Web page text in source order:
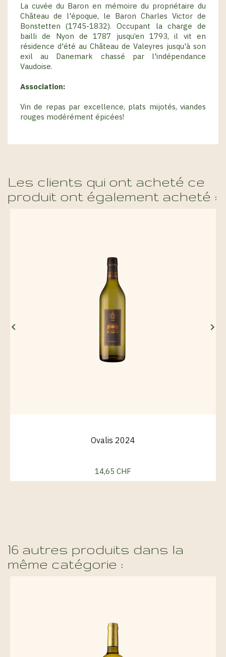
La cuvée du Baron en mémoire du propriétaire du
Château de l'époque, le Baron Charles Victor de
Bonstetten (1745-1832). Occupant la charge de
bailli de Nyon de 1787 jusqu’en 1793, il vit en
résidence d'été au Château de Valeyres jusqu'à son
exil au Danemark chassé par l'indépendance
Vaudoise.
Association:
Vin de repas par excellence, plats mijotés, viandes
rouges modérément épicées!
Les clients qui ont acheté ce
produit ont également acheté :
Ovalis 2024
Prix
14,65 CHF
 
16 autres produits dans la
même catégorie :